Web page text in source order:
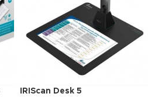
IRIScan Desk 5